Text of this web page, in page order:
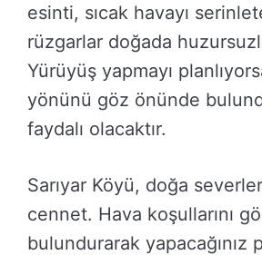
esinti, sıcak havayı
rüzgarlar doğada
Yürüyüş yapmayı
yönünü göz önünde
faydalı olacaktır.
Sarıyar Köyü, doğa
cennet. Hava koşullarını
bulundurarak yapacağınız